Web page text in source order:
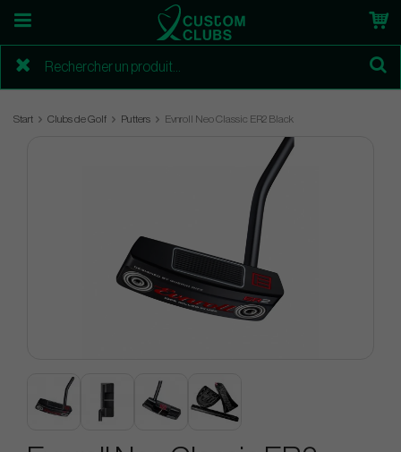
Start Clubs de Golf Putters Evnroll Neo Classic ER2 Black